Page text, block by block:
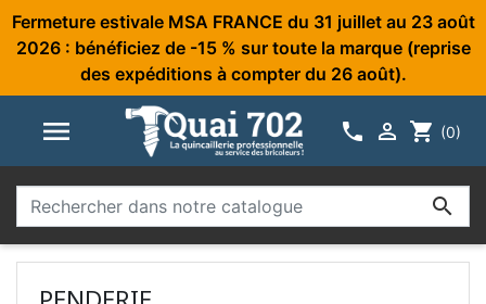
Fermeture estivale MSA FRANCE du 31 juillet au 23 août
2026 : bénéficiez de -15 % sur toute la marque (reprise
des expéditions à compter du 26 août).
   shopping_cart (0)
